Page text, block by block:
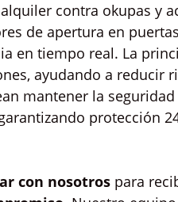
contra okupas y
de apertura en
en tiempo real. La
ayudando a reducir
mantener la
protección
con nosotros para